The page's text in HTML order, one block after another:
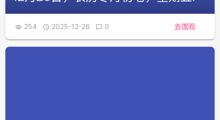
 254  2025-12-26  0 去围观